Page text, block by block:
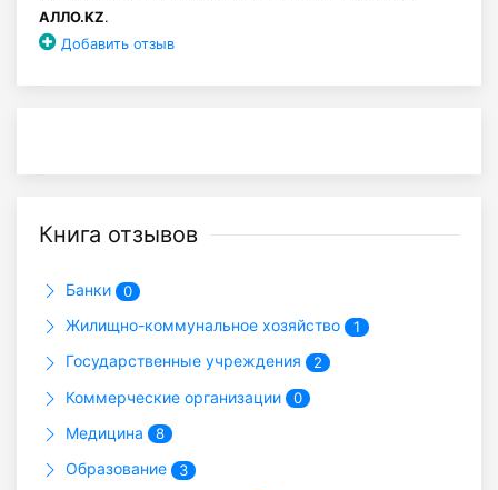
АЛЛО.KZ.
Добавить отзыв
Книга отзывов
Банки 0
Жилищно-коммунальное хозяйство 1
Государственные учреждения 2
Коммерческие организации 0
Медицина 8
Образование 3